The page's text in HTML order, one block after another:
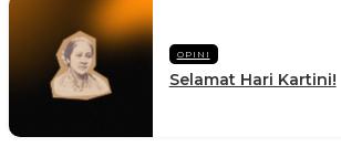
OPINI
Selamat Hari Kartini!